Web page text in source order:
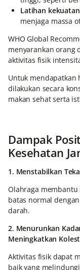
Latihan kekuatan
menjaga massa
WHO Global
menyarankan orang
aktivitas fisik
Untuk mendapatkan
dilakukan secara
makan sehat serta
Dampak
Kesehatan
1. Menstabilkan
Olahraga
batas normal
darah.
2. Menurunkan
Meningkatkan
Aktivitas fisik dapat
baik yang